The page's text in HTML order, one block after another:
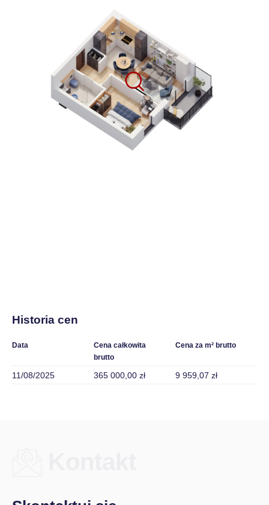
Historia cen
Data
Cena całkowita
brutto
Cena za m² brutto
11/08/2025 365 000,00 zł 9 959,07 zł